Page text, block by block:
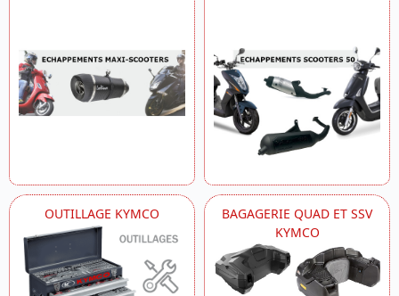
OUTILLAGE KYMCO
BAGAGERIE QUAD ET SSV
KYMCO